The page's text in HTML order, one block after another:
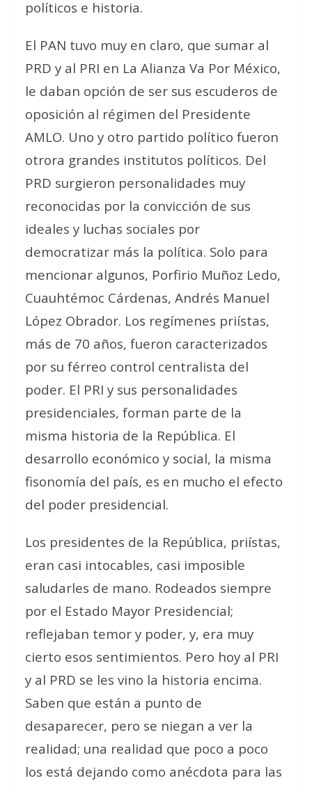
políticos e historia.
El PAN tuvo muy en claro, que sumar al
PRD y al PRI en La Alianza Va Por México,
le daban opción de ser sus escuderos de
oposición al régimen del Presidente
AMLO. Uno y otro partido político fueron
otrora grandes institutos políticos. Del
PRD surgieron personalidades muy
reconocidas por la convicción de sus
ideales y luchas sociales por
democratizar más la política. Solo para
mencionar algunos, Porfirio Muñoz Ledo,
Cuauhtémoc Cárdenas, Andrés Manuel
López Obrador. Los regímenes priístas,
más de 70 años, fueron caracterizados
por su férreo control centralista del
poder. El PRI y sus personalidades
presidenciales, forman parte de la
misma historia de la República. El
desarrollo económico y social, la misma
fisonomía del país, es en mucho el efecto
del poder presidencial.
Los presidentes de la República, priístas,
eran casi intocables, casi imposible
saludarles de mano. Rodeados siempre
por el Estado Mayor Presidencial;
reflejaban temor y poder, y, era muy
cierto esos sentimientos. Pero hoy al PRI
y al PRD se les vino la historia encima.
Saben que están a punto de
desaparecer, pero se niegan a ver la
realidad; una realidad que poco a poco
los está dejando como anécdota para las